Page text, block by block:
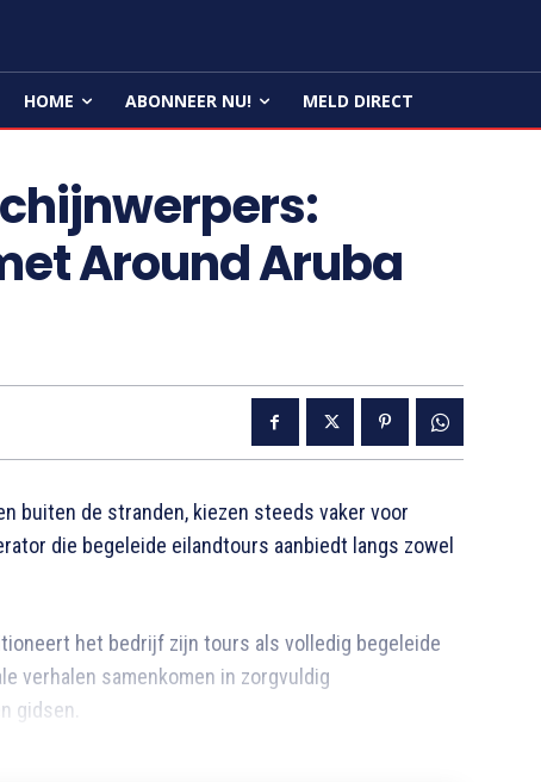
HOME ABONNEER NU! MELD DIRECT
Around Aruba
buiten de stranden, kiezen steeds vaker voor
die begeleide eilandtours aanbiedt langs zowel
het bedrijf zijn tours als volledig begeleide
verhalen samenkomen in zorgvuldig
gidsen.